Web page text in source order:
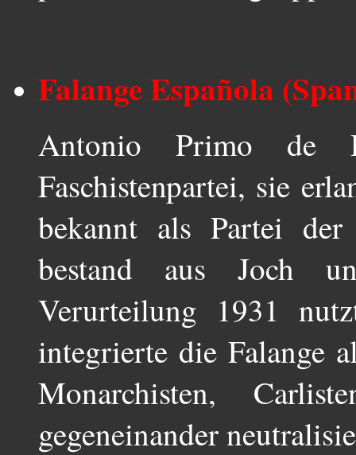
Falange Española
Antonio Primo de
Faschistenpartei, sie
bekannt als Partei
bestand aus Joch
Verurteilung 1931
integrierte die Falange
Monarchisten,
gegeneinander